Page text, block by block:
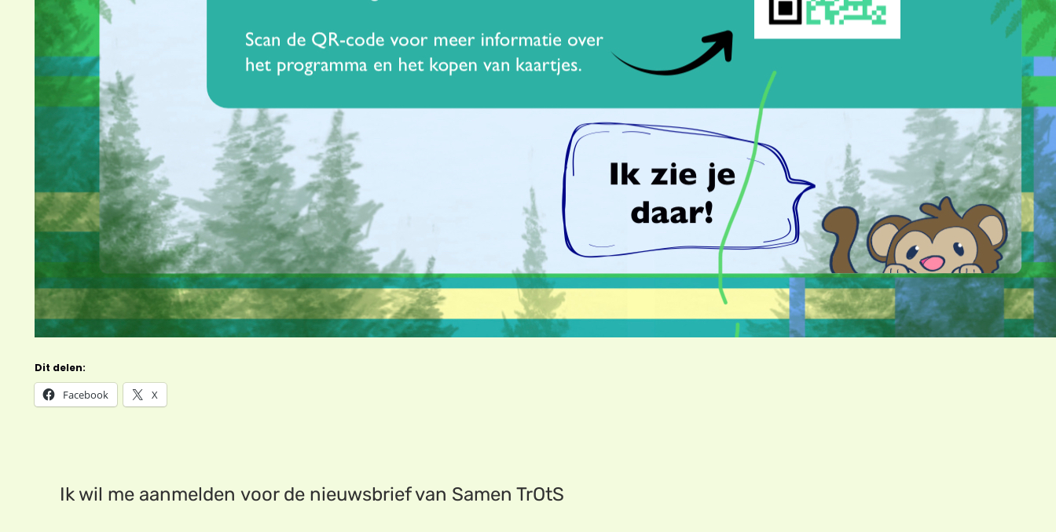
Dit delen:
Facebook X
Ik wil me aanmelden voor de nieuwsbrief van Samen TrOtS